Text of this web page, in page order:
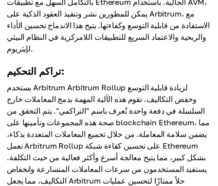
بالتكامل السهل مع تطبيقات Ethereum الحالية. باستخدام AVM،
يمكن للمطورين نشر وتنفيذ العقود الذكية على Arbitrum، مع
الاستفادة من قابلية التوسع وكفاءتها. يتيح هذا الاندماج تحسين الأداء
والربحية والاعتماد السريع للتطبيقات اللامركزية في النظام البيئي
لإيثريوم.
تراكم التحكيم:
يستخدم Arbitrum Arbitrum Rollup لزيادة قابلية التوسع
وخفض التكاليف. تقوم هذه الآلية المهمة بدمج المعاملات خارج
السلسلة في دفعة واحدة تُعرف باسم "التراكمي". يتم التحقق من
صحة هذه المجموعات وتأمينها على blockchain Ethereum، مما
يضمن سلامة المعاملة. من خلال تجميع المعاملات المتعددة بذكاء،
تعمل Arbitrum Rollup على تحسين كفاءة شبكة Ethereum
بشكل كبير، مما يتيح معالجة أسرع وأكثر فعالية من حيث التكلفة.
يستفيد المستخدمون من سرعات المعاملات المتسارعة وانخفاض
التكاليف، مما يجعل Arbitrum حلاً ممتازًا لتحسين عمليات